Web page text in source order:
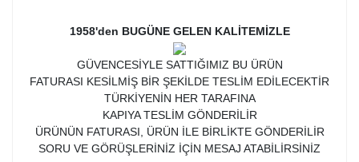
1958'den BUGÜNE GELEN KALİTEMİZLE
GÜVENCESİYLE SATTIĞIMIZ BU ÜRÜN
FATURASI KESİLMİŞ BİR ŞEKİLDE TESLİM EDİLECEKTİR
TÜRKİYENİN HER TARAFINA
KAPIYA TESLİM GÖNDERİLİR
ÜRÜNÜN FATURASI, ÜRÜN İLE BİRLİKTE GÖNDERİLİR
SORU VE GÖRÜŞLERİNİZ İÇİN MESAJ ATABİLİRSİNİZ